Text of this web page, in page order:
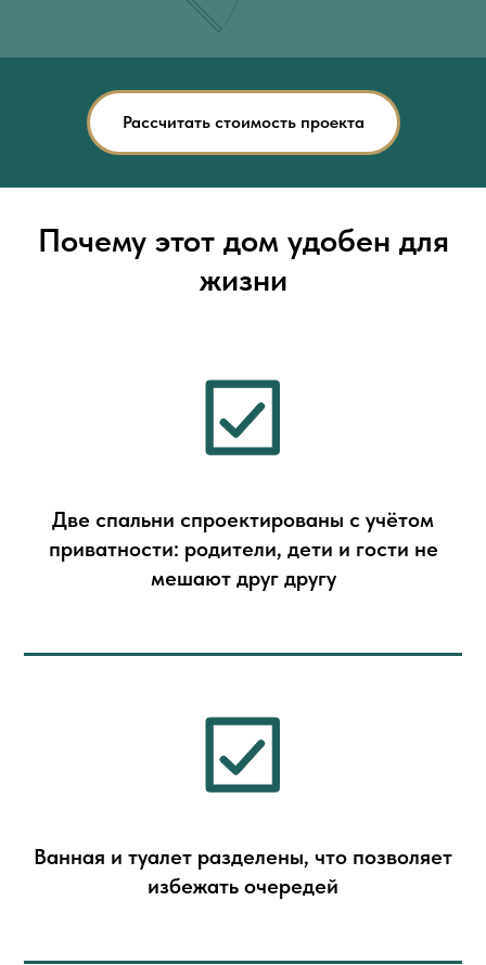
Рассчитать стоимость проекта
Почему этот дом удобен для
жизни
Две спальни спроектированы с учётом
приватности: родители, дети и гости не
мешают друг другу
Ванная и туалет разделены, что позволяет
избежать очередей